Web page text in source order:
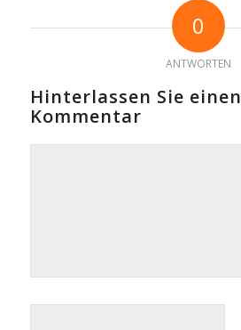
0
ANTWORTEN
Hinterlassen Sie einen
Kommentar